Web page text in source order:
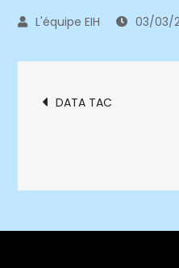
03/03/
l’article
DATA TAC